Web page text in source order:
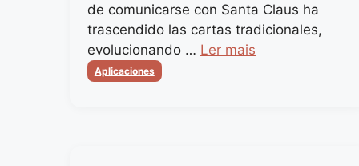
de comunicarse con Santa Claus ha
trascendido las cartas tradicionales,
evolucionando … Ler mais
Categorias
Aplicaciones